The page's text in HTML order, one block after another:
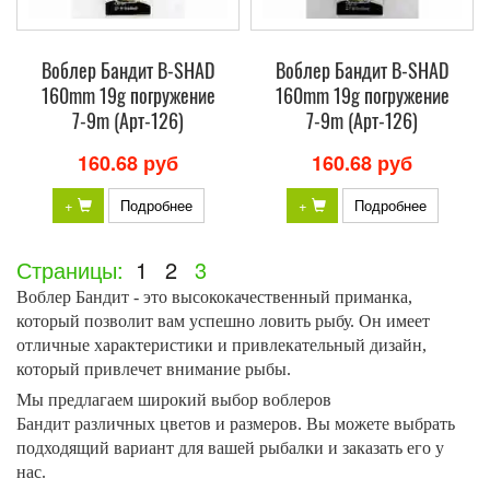
Воблер Бандит B-SHAD
160mm 19g погружение
7-9m (Арт-126)
160.68 руб
+ Подробнее
Воблер Бандит B-SHAD
160mm 19g погружение
7-9m (Арт-126)
160.68 руб
+ Подробнее
Страницы: 1 2 3
Воблер Бандит - это высококачественный приманка,
который позволит вам успешно ловить рыбу. Он имеет
отличные характеристики и привлекательный дизайн,
который привлечет внимание рыбы.
Мы предлагаем широкий выбор воблеров
Бандит различных цветов и размеров. Вы можете выбрать
подходящий вариант для вашей рыбалки и заказать его у
нас.